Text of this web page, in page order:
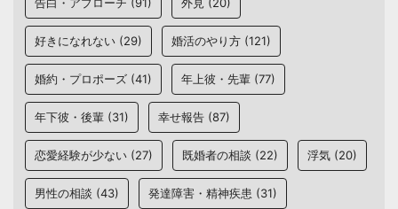
好きになれない (29) 婚活のやり方 (121)
婚約・プロポーズ (41) 年上彼・先輩 (77)
年下彼・後輩 (31) 幸せ報告 (87)
恋愛経験が少ない (27) 既婚者の相談 (22) 浮気 (20)
男性の相談 (43) 発達障害・精神疾患 (31)